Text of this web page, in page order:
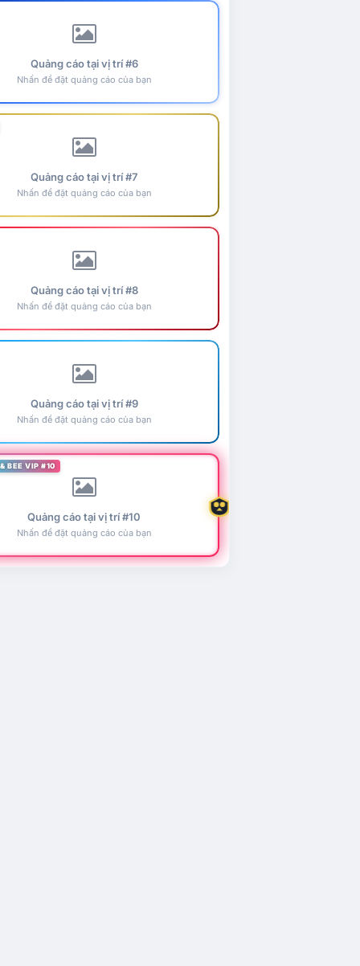
Quảng cáo tại vị trí #6
Nhấn để đặt quảng cáo của bạn
Quảng cáo tại vị trí #7
Nhấn để đặt quảng cáo của bạn
Quảng cáo tại vị trí #8
Nhấn để đặt quảng cáo của bạn
Quảng cáo tại vị trí #9
Nhấn để đặt quảng cáo của bạn
BEE VIP #10
Quảng cáo tại vị trí #10
Nhấn để đặt quảng cáo của bạn